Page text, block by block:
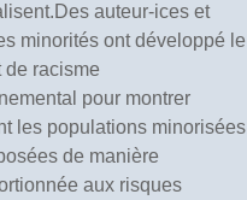
auteur-ices et
minorités ont développé le
de racisme
pour montrer
les populations minorisées
de manière
aux risques